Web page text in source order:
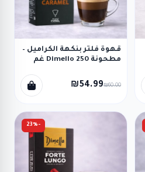
قهوة فلتر بنكهة الكراميل –
مطحونة Dimello 250 غم
₪54.99₪60.00
-23%